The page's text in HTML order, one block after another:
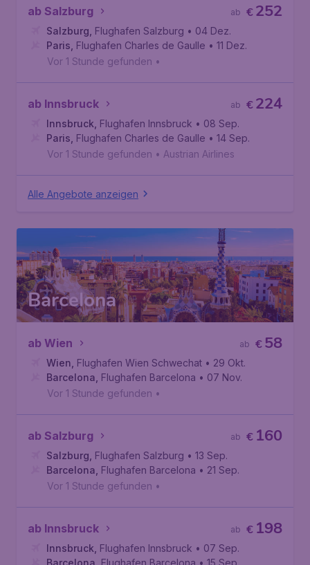
ab Salzburg €252
ab
Salzburg Flughafen Salzburg • 04 Dez.
Paris Flughafen Charles de Gaulle • 11 Dez.
Vor 1 Stunde gefunden •
ab Innsbruck €224
ab
Innsbruck Flughafen Innsbruck • 08 Sep.
Paris Flughafen Charles de Gaulle • 14 Sep.
Vor 1 Stunde gefunden • Austrian Airlines
Alle Angebote anzeigen
Barcelona
ab Wien €58
ab
Wien Flughafen Wien Schwechat • 29 Okt.
Barcelona Flughafen Barcelona • 07 Nov.
Vor 1 Stunde gefunden •
ab Salzburg € 160
ab
Salzburg Flughafen Salzburg • 13 Sep.
Barcelona Flughafen Barcelona • 21 Sep.
Vor 1 Stunde gefunden •
ab Innsbruck € 198
ab
Innsbruck Flughafen Innsbruck • 07 Sep.
Barcelona Flughafen Barcelona • 15 Sep.